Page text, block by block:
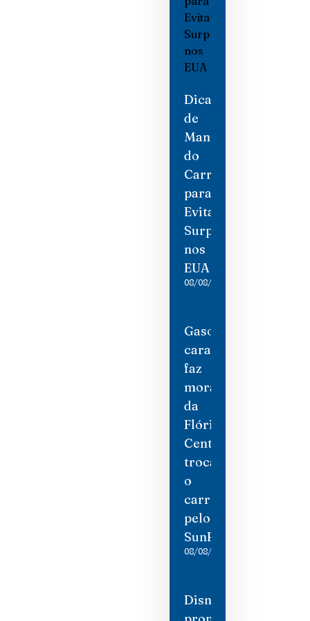
Dicas
de
Manutenção
do
Carro
para
Evitar
Surpresas
nos
EUA
08/08/2026
Gasolina
cara
faz
moradores
da
Flórida
Central
trocarem
o
carro
pelo
SunRail
08/08/2026
Disney